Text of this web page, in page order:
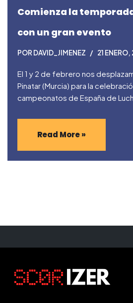
Comienza la
con un gran evento
POR DAVID_JIMENEZ 21
El 1 y 2 de febrero nos
Pinatar (Murcia) para la
campeonatos de España de
Read More »